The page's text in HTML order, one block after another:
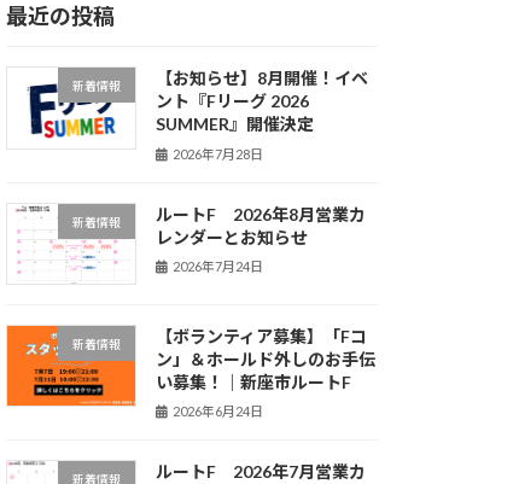
最近の投稿
新着情報
【お知らせ】8月開催！イベ
ント『Fリーグ 2026
SUMMER』開催決定
2026年7月28日
新着情報
ルートF 2026年8月営業カ
レンダーとお知らせ
2026年7月24日
新着情報
【ボランティア募集】「Fコ
ン」＆ホールド外しのお手伝
い募集！｜新座市ルートF
2026年6月24日
新着情報
ルートF 2026年7月営業カ